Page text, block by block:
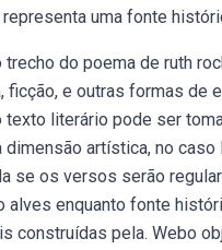
representa uma fonte
trecho do poema de ruth
ficção, e outras formas de
texto literário pode ser
dimensão artística, no
se os versos serão
alves enquanto fonte
construídas pela. Webo